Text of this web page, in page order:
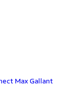
Max Gallant